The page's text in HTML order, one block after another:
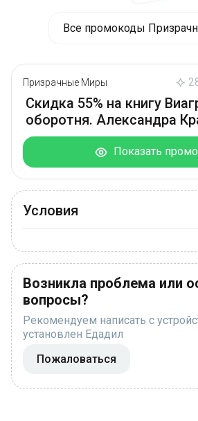
Все промокоды
Призрачные Миры
Скидка 55% на книгу
оборотня. Александра
Показать
Условия
Возникла проблема или
вопросы?
Рекомендуем написать с
установлен Едадил
Пожаловаться